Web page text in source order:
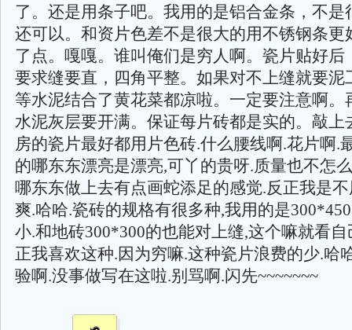
了。还是用条子吧。我用的是铝合金条，不是
还可以。和资片色差不是很大的用不锈钢条更
了点。嘎嘎。谁叫俺们是穷人啊。瓷片贴好后
要求缝要直，四角平整。如果对不上缝就要泥
等水泥结合了黄花菜都凉啦。一定要注意啊。
水泥灰层要开满。保证每片砖都是实的。敲上
房的瓷片最好都用片色砖.什么腰线啊.花片啊.
的哪东东漂亮是漂亮,可丫的贵呀.质量也不怎
哪东东做上去有点画蛇添足的感觉.反正我是
爽.哈哈.瓷砖的规格有很多种,我用的是
小.和地砖300*300的也能对上缝,这个嘛就看
正我喜欢这种.因为穷嘛.这种瓷片浪费的少.哈
验啊.没事做写在这啦.别骂啊.闪先~~~~~~~